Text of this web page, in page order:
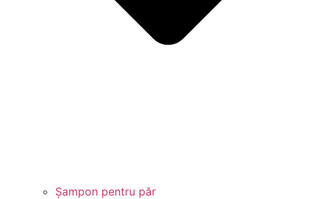
Șampon pentru păr